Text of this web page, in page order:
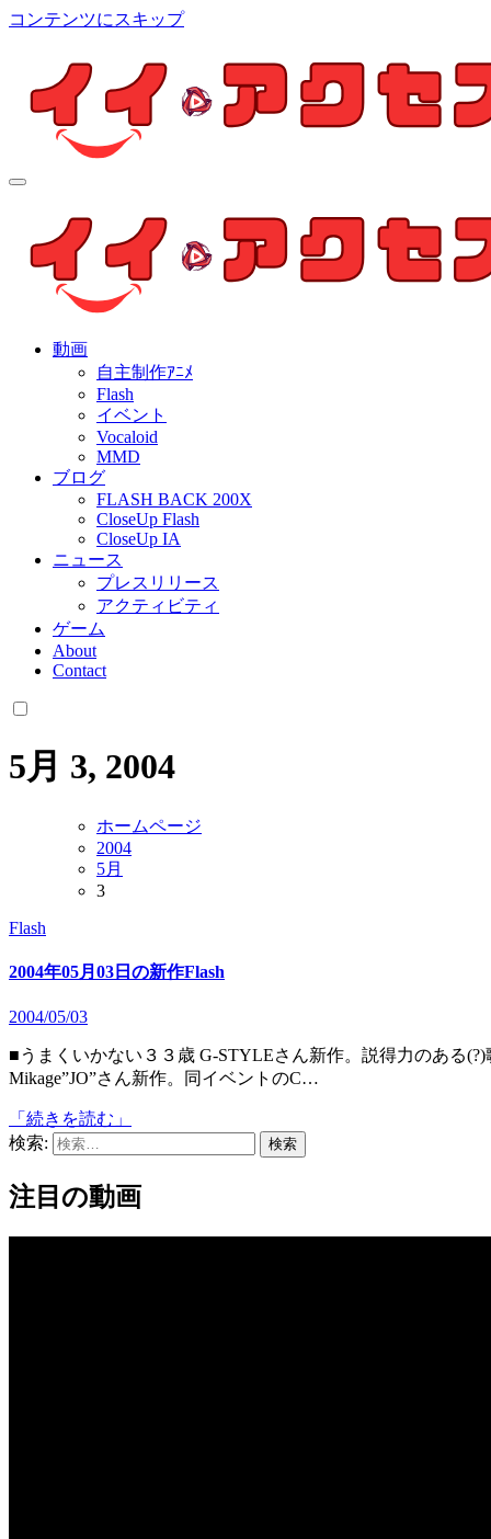
コンテンツにスキップ
個人制作アニメを中心とした動画紹介ブログ
動画
自主制作ｱﾆﾒ
Flash
イベント
Vocaloid
MMD
ブログ
FLASH BACK 200X
CloseUp Flash
CloseUp IA
ニュース
プレスリリース
アクティビティ
ゲーム
About
Contact
5月 3, 2004
ホームページ
2004
5月
3
Flash
2004年05月03日の新作Flash
2004/05/03
■うまくいかない３３歳 G-STYLEさん新作。説得力のある(?)歌です。 ■Flash・動画文芸祭ＣＭ (ナイトイン・ジャパン)
Mikage”JO”さん新作。同イベントのC…
「続きを読む」
検索:
注目の動画